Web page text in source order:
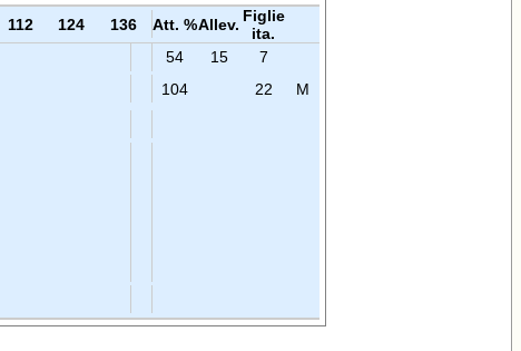
112 124 136 Att. %Allev. Figlie
ita.
54 15
7
104 22
M